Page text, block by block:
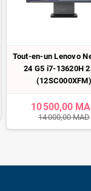
Tout-en-un Lenovo
24 G5 i7-13620H
(12SC000XFM)
10 500,00
14 000,00 MAD